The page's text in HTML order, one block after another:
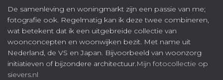
De samenleving en woningmarkt zijn een passie van me;
fotografie ook. Regelmatig kan ik deze twee combineren,
wat betekent dat ik een uitgebreide collectie van
woonconcepten en woonwijken bezit. Met name uit
Nederland, de VS en Japan. Bijvoorbeeld van woonzorg
initiatieven of bijzondere architectuur.Mijn fotocollectie op
sievers.nl